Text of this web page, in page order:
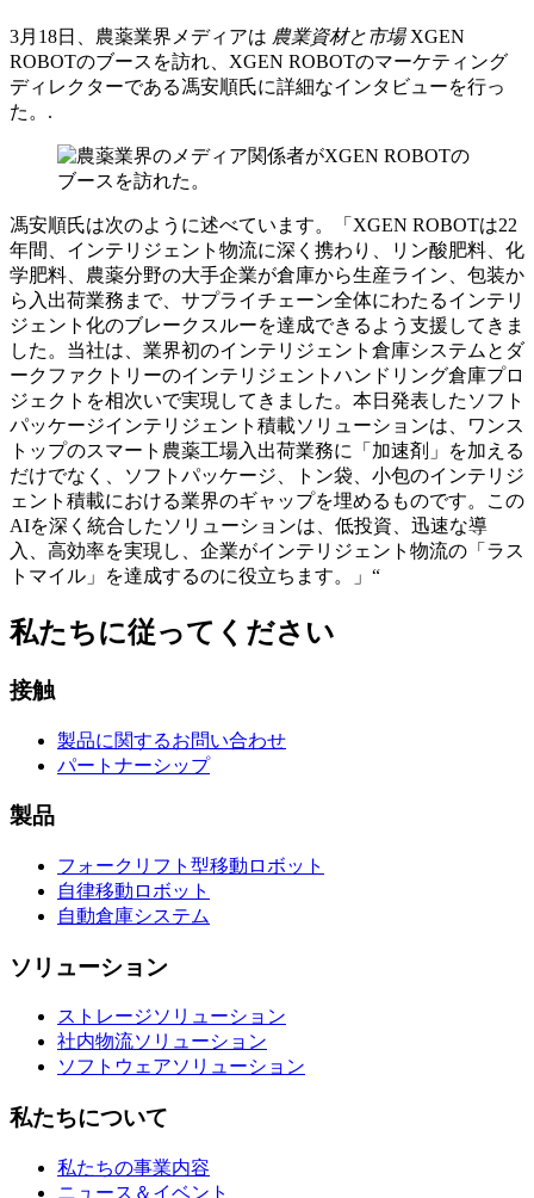
3月18日、農薬業界メディアは 農業資材と市場XGEN
ROBOTのブースを訪れ、XGEN ROBOTのマーケティング
ディレクターである馮安順氏に詳細なインタビューを行っ
た。.
馮安順氏は次のように述べています。「XGEN ROBOTは22
年間、インテリジェント物流に深く携わり、リン酸肥料、化
学肥料、農薬分野の大手企業が倉庫から生産ライン、包装か
ら入出荷業務まで、サプライチェーン全体にわたるインテリ
ジェント化のブレークスルーを達成できるよう支援してきま
した。当社は、業界初のインテリジェント倉庫システムとダ
ークファクトリーのインテリジェントハンドリング倉庫プロ
ジェクトを相次いで実現してきました。本日発表したソフト
パッケージインテリジェント積載ソリューションは、ワンス
トップのスマート農薬工場入出荷業務に「加速剤」を加える
だけでなく、ソフトパッケージ、トン袋、小包のインテリジ
ェント積載における業界のギャップを埋めるものです。この
AIを深く統合したソリューションは、低投資、迅速な導
入、高効率を実現し、企業がインテリジェント物流の「ラス
トマイル」を達成するのに役立ちます。」“
私たちに従ってください
接触
製品に関するお問い合わせ
パートナーシップ
製品
フォークリフト型移動ロボット
自律移動ロボット
自動倉庫システム
ソリューション
ストレージソリューション
社内物流ソリューション
ソフトウェアソリューション
私たちについて
私たちの事業内容
ニュース＆イベント